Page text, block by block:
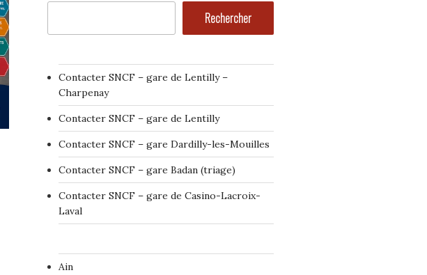
Rechercher
Contacter SNCF – gare de Lentilly –
Charpenay
Contacter SNCF – gare de Lentilly
Contacter SNCF – gare Dardilly-les-Mouilles
Contacter SNCF – gare Badan (triage)
Contacter SNCF – gare de Casino-Lacroix-
Laval
Ain